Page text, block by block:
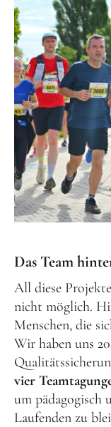
Das Team
All diese
nicht möglich.
Menschen, die
Wir haben uns
vier
um pädagogisch
Laufenden zu